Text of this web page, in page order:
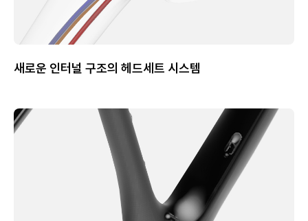
새로운 인터널 구조의 헤드세트 시스템